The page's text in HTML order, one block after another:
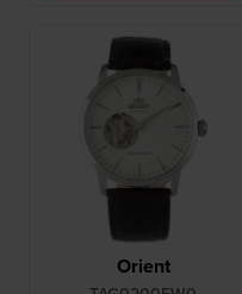
Orient